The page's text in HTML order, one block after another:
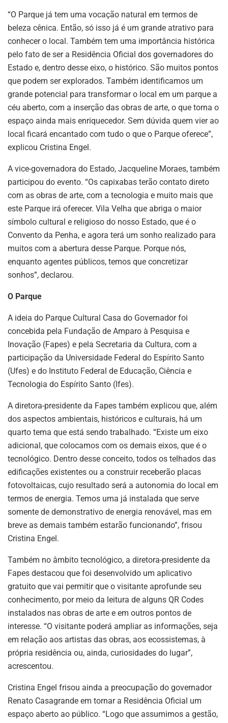
“O Parque já tem uma vocação natural em termos de
beleza cênica. Então, só isso já é um grande atrativo para
conhecer o local. Também tem uma importância histórica
pelo fato de ser a Residência Oficial dos governadores do
Estado e, dentro desse eixo, o histórico. São muitos pontos
que podem ser explorados. Também identificamos um
grande potencial para transformar o local em um parque a
céu aberto, com a inserção das obras de arte, o que torna o
espaço ainda mais enriquecedor. Sem dúvida quem vier ao
local ficará encantado com tudo o que o Parque oferece”,
explicou Cristina Engel.
A vice-governadora do Estado, Jacqueline Moraes, também
participou do evento. “Os capixabas terão contato direto
com as obras de arte, com a tecnologia e muito mais que
este Parque irá oferecer. Vila Velha que abriga o maior
símbolo cultural e religioso do nosso Estado, que é o
Convento da Penha, e agora terá um sonho realizado para
muitos com a abertura desse Parque. Porque nós,
enquanto agentes públicos, temos que concretizar
sonhos”, declarou.
O Parque
A ideia do Parque Cultural Casa do Governador foi
concebida pela Fundação de Amparo à Pesquisa e
Inovação (Fapes) e pela Secretaria da Cultura, com a
participação da Universidade Federal do Espírito Santo
(Ufes) e do Instituto Federal de Educação, Ciência e
Tecnologia do Espírito Santo (Ifes).
A diretora-presidente da Fapes também explicou que, além
dos aspectos ambientais, históricos e culturais, há um
quarto tema que está sendo trabalhado. “Existe um eixo
adicional, que colocamos com os demais eixos, que é o
tecnológico. Dentro desse conceito, todos os telhados das
edificações existentes ou a construir receberão placas
fotovoltaicas, cujo resultado será a autonomia do local em
termos de energia. Temos uma já instalada que serve
somente de demonstrativo de energia renovável, mas em
breve as demais também estarão funcionando”, frisou
Cristina Engel.
Também no âmbito tecnológico, a diretora-presidente da
Fapes destacou que foi desenvolvido um aplicativo
gratuito que vai permitir que o visitante aprofunde seu
conhecimento, por meio da leitura de alguns QR Codes
instalados nas obras de arte e em outros pontos de
interesse. “O visitante poderá ampliar as informações, seja
em relação aos artistas das obras, aos ecossistemas, à
própria residência ou, ainda, curiosidades do lugar”,
acrescentou.
Cristina Engel frisou ainda a preocupação do governador
Renato Casagrande em tornar a Residência Oficial um
espaço aberto ao público. “Logo que assumimos a gestão,